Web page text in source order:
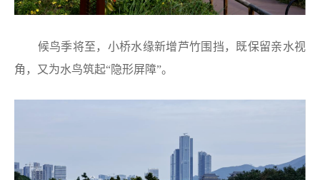
候鸟季将至，小桥水缘新增芦竹围挡，既保留亲水视
角，又为水鸟筑起“隐形屏障”。